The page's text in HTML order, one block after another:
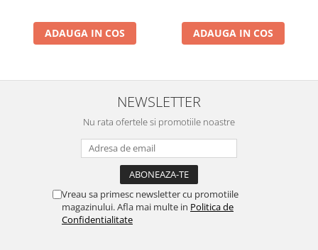
ADAUGA IN COS ADAUGA IN COS
NEWSLETTER
Nu rata ofertele si promotiile noastre
Vreau sa primesc newsletter cu promotiile
magazinului. Afla mai multe in Politica de
Confidentialitate